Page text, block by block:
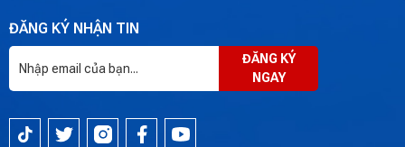
ĐĂNG KÝ NHẬN TIN
ĐĂNG KÝ
NGAY